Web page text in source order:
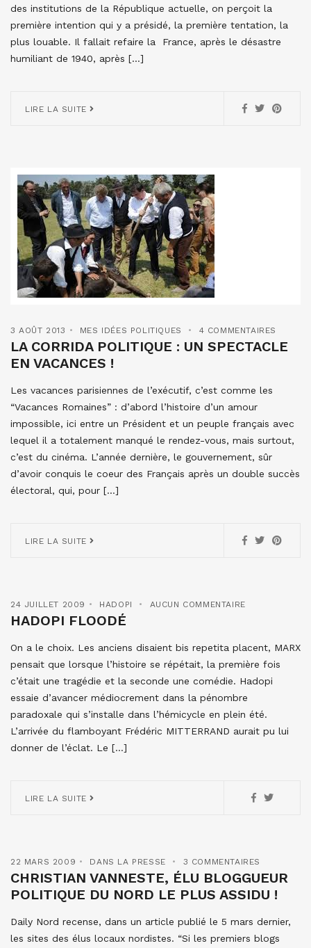
des institutions de la République actuelle, on perçoit la
première intention qui y a présidé, la première tentation, la
plus louable. Il fallait refaire la France, après le désastre
humiliant de 1940, après […]
LIRE LA SUITE
3 AOÛT 2013 MES IDÉES POLITIQUES 4 COMMENTAIRES
LA CORRIDA POLITIQUE : UN SPECTACLE
EN VACANCES !
Les vacances parisiennes de l’exécutif, c’est comme les
“Vacances Romaines” : d’abord l’histoire d’un amour
impossible, ici entre un Président et un peuple français avec
lequel il a totalement manqué le rendez-vous, mais surtout,
c’est du cinéma. L’année dernière, le gouvernement, sûr
d’avoir conquis le coeur des Français après un double succès
électoral, qui, pour […]
LIRE LA SUITE
24 JUILLET 2009 HADOPI AUCUN COMMENTAIRE
HADOPI FLOODÉ
On a le choix. Les anciens disaient bis repetita placent, MARX
pensait que lorsque l’histoire se répétait, la première fois
c’était une tragédie et la seconde une comédie. Hadopi
essaie d’avancer médiocrement dans la pénombre
paradoxale qui s’installe dans l’hémicycle en plein été.
L’arrivée du flamboyant Frédéric MITTERRAND aurait pu lui
donner de l’éclat. Le […]
LIRE LA SUITE
22 MARS 2009 DANS LA PRESSE 3 COMMENTAIRES
CHRISTIAN VANNESTE, ÉLU BLOGGUEUR
POLITIQUE DU NORD LE PLUS ASSIDU !
Daily Nord recense, dans un article publié le 5 mars dernier,
les sites des élus locaux nordistes. “Si les premiers blogs